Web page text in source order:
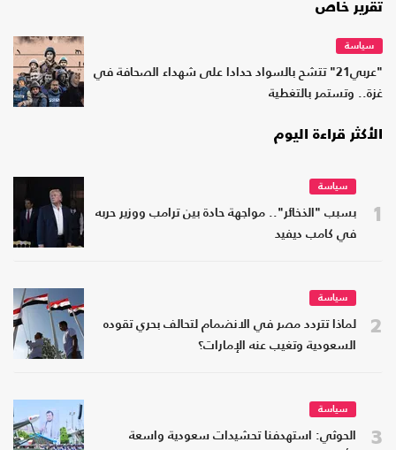
تقرير خاص
سياسة
"عربي21" تتشح بالسواد حدادا على شهداء الصحافة في
غزة.. وتستمر بالتغطية
الأكثر قراءة اليوم
1
سياسة
بسبب "الذخائر".. مواجهة حادة بين ترامب ووزير حربه
في كامب ديفيد
2
سياسة
لماذا تتردد مصر في الانضمام لتحالف بحري تقوده
السعودية وتغيب عنه الإمارات؟
3
سياسة
الحوثي: استهدفنا تحشيدات سعودية واسعة